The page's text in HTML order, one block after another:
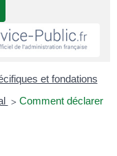
et fondations
> Comment déclarer